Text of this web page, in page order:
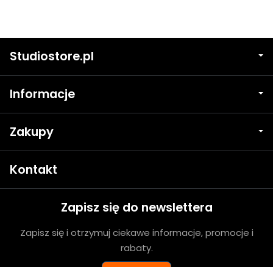
Studiostore.pl
Informacje
Zakupy
Kontakt
Zapisz się do newslettera
Zapisz się i otrzymuj ciekawe informacje, promocje i
rabaty.